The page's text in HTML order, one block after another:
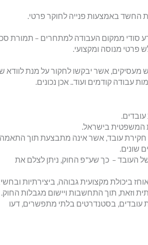
החשד באמצעות פנייה לחוקר פרטי.
סודי ממקום העבודה למתחרים – תמורת
מנוסה ומקצועי.
מעסיקים, אשר יבקשו לחקור על מנת לוודא
עבודה קודמים ועוד.. אכן נכונים.
המשפטית בישראל.
חקירת עובד, אשר אינה מתבצעת תוך התאמה
שונים.
העובד – כך שע"פ החוק, ניתן לצלם את
ביכולת מקצועית גבוהה, ביצירתיות
וזאת, תוך התחשבות ויישום מגבלות החוק.
עובדים, בסטנדרטים בלתי מתפשרים, דעו